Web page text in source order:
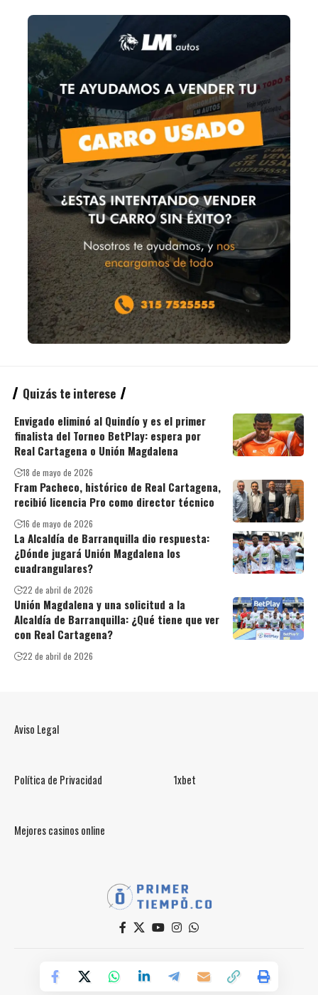
Quizás te interese
Envigado eliminó al Quindío y es el primer
finalista del Torneo BetPlay: espera por
Real Cartagena o Unión Magdalena
18 de mayo de 2026
Fram Pacheco, histórico de Real Cartagena,
recibió licencia Pro como director técnico
16 de mayo de 2026
La Alcaldía de Barranquilla dio respuesta:
¿Dónde jugará Unión Magdalena los
cuadrangulares?
22 de abril de 2026
Unión Magdalena y una solicitud a la
Alcaldía de Barranquilla: ¿Qué tiene que ver
con Real Cartagena?
22 de abril de 2026
Aviso Legal
Política de Privacidad 1xbet
Mejores casinos online
Powered by Primer Tiempo Deportes SAS